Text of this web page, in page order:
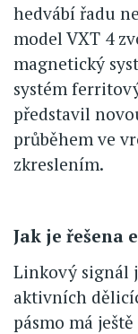
hedvábí řadu
model VXT 4
magnetický
systém
představil
průběhem ve
zkreslením.
Jak je řešena
Linkový signál
aktivních
pásmo má